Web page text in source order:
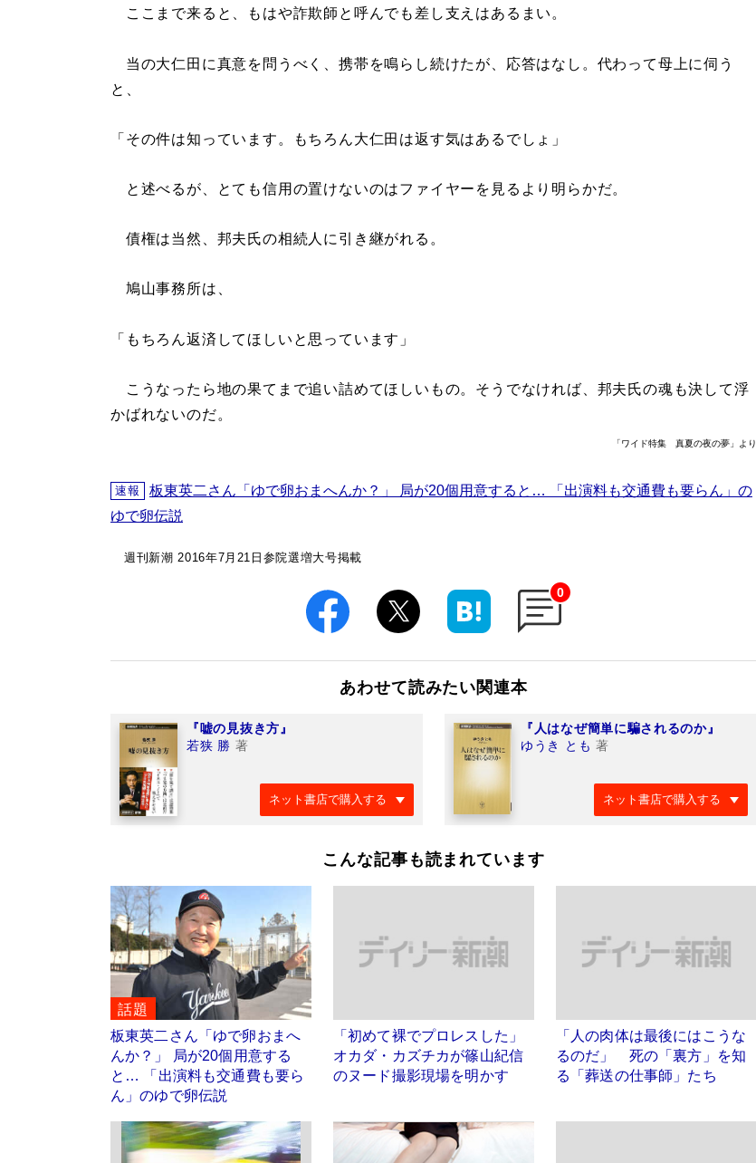
ここまで来ると、もはや詐欺師と呼んでも差し支えはあるまい。
当の大仁田に真意を問うべく、携帯を鳴らし続けたが、応答はなし。代わって母上に伺う
と、
「その件は知っています。もちろん大仁田は返す気はあるでしょ」
と述べるが、とても信用の置けないのはファイヤーを見るより明らかだ。
債権は当然、邦夫氏の相続人に引き継がれる。
鳩山事務所は、
「もちろん返済してほしいと思っています」
こうなったら地の果てまで追い詰めてほしいもの。そうでなければ、邦夫氏の魂も決して浮
かばれないのだ。
「ワイド特集 真夏の夜の夢」より
速報
板東英二さん「ゆで卵おまへんか？」 局が20個用意すると… 「出演料も交通費も要らん」の
ゆで卵伝説
週刊新潮 2016年7月21日参院選増大号掲載
0
あわせて読みたい関連本
『嘘の見抜き方』
若狭 勝 著
ネット書店で購入する
『人はなぜ簡単に騙されるのか』
ゆうき とも 著
ネット書店で購入する
こんな記事も読まれています
話題
板東英二さん「ゆで卵おまへ
んか？」 局が20個用意する
と… 「出演料も交通費も要ら
ん」のゆで卵伝説
「初めて裸でプロレスした」
オカダ・カズチカが篠山紀信
のヌード撮影現場を明かす
「人の肉体は最後にはこうな
るのだ」 死の「裏方」を知
る「葬送の仕事師」たち